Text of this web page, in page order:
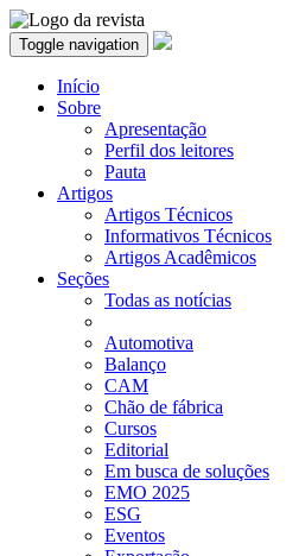
Toggle navigation
Início
Sobre
Apresentação
Perfil dos leitores
Pauta
Artigos
Artigos Técnicos
Informativos Técnicos
Artigos Acadêmicos
Seções
Todas as notícias
Automotiva
Balanço
CAM
Chão de fábrica
Cursos
Editorial
Em busca de soluções
EMO 2025
ESG
Eventos